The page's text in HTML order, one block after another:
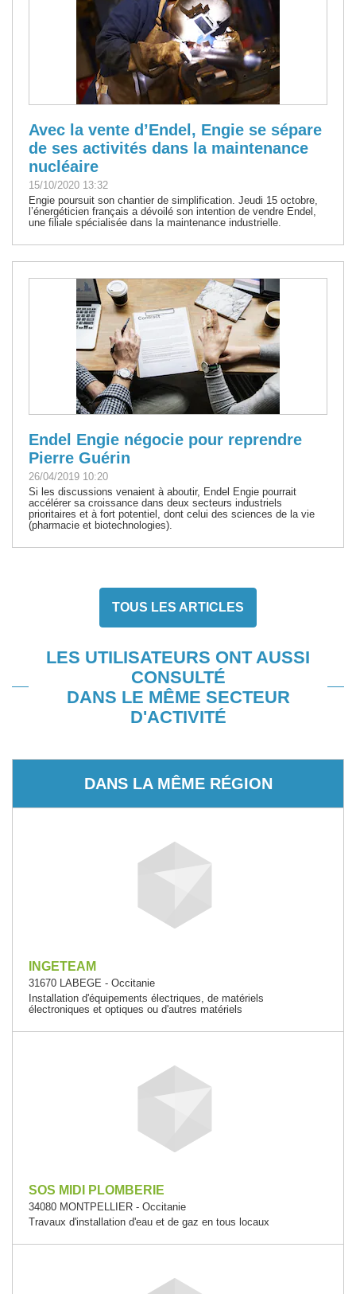
Avec la vente d’Endel, Engie se sépare
de ses activités dans la maintenance
nucléaire
15/10/2020 13:32
Engie poursuit son chantier de simplification. Jeudi 15 octobre,
l’énergéticien français a dévoilé son intention de vendre Endel,
une filiale spécialisée dans la maintenance industrielle.
Endel Engie négocie pour reprendre
Pierre Guérin
26/04/2019 10:20
Si les discussions venaient à aboutir, Endel Engie pourrait
accélérer sa croissance dans deux secteurs industriels
prioritaires et à fort potentiel, dont celui des sciences de la vie
(pharmacie et biotechnologies).
TOUS LES ARTICLES
LES UTILISATEURS ONT AUSSI
CONSULTÉ
DANS LE MÊME SECTEUR
D'ACTIVITÉ
DANS LA MÊME RÉGION
INGETEAM
31670 LABEGE - Occitanie
Installation d'équipements électriques, de matériels
électroniques et optiques ou d'autres matériels
SOS MIDI PLOMBERIE
34080 MONTPELLIER - Occitanie
Travaux d'installation d'eau et de gaz en tous locaux